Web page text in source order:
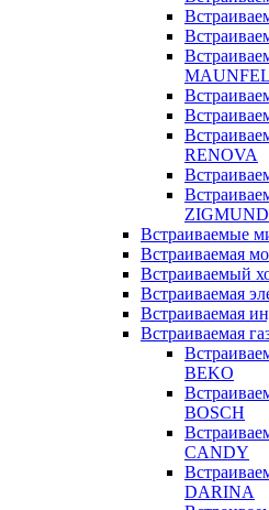
RENOVA
Встраиваемые
Встраиваемая
Встраиваемый
Встраиваемая
Встраиваемая
Встраиваемая
BEKO
BOSCH
CANDY
DARINA